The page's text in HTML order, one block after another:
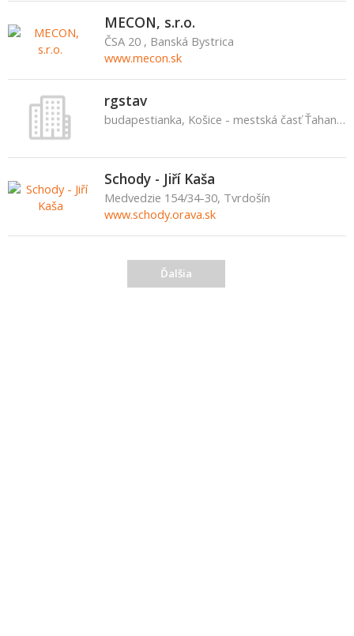
MECON, s.r.o.
ČSA 20 , Banská Bystrica
www.mecon.sk
rgstav
budapestianka, Košice - mestská časť Ťahanovce
Schody - Jiří Kaša
Medvedzie 154/34-30, Tvrdošín
www.schody.orava.sk
Ďalšia